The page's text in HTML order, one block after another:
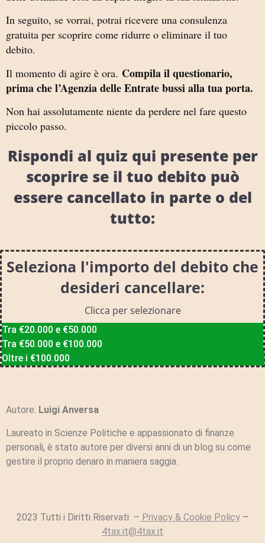
In seguito, se vorrai, potrai ricevere una consulenza
gratuita per scoprire come ridurre o eliminare il tuo
debito.
Il momento di agire è ora. Compila il questionario,
prima che l’Agenzia delle Entrate bussi alla tua porta.
Non hai assolutamente niente da perdere nel fare questo
piccolo passo.
Rispondi al quiz qui presente per
scoprire se il tuo debito può
essere cancellato in parte o del
tutto:
Seleziona l'importo del debito che
desideri cancellare:
Clicca per selezionare
Tra €20.000 e €50.000
Tra €50.000 e €100.000
Oltre i €100.000
Autore: Luigi Anversa
Laureato in Scienze Politiche e appassionato di finanze
personali, è stato autore per diversi anni di un blog su come
gestire il proprio denaro in maniera saggia.
2023 Tutti i Diritti Riservati – Privacy & Cookie Policy –
4tax.it@4tax.it